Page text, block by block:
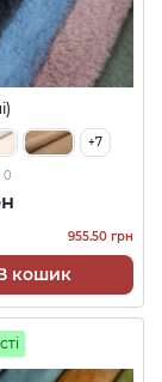
+7
0
955.50 грн
кошик